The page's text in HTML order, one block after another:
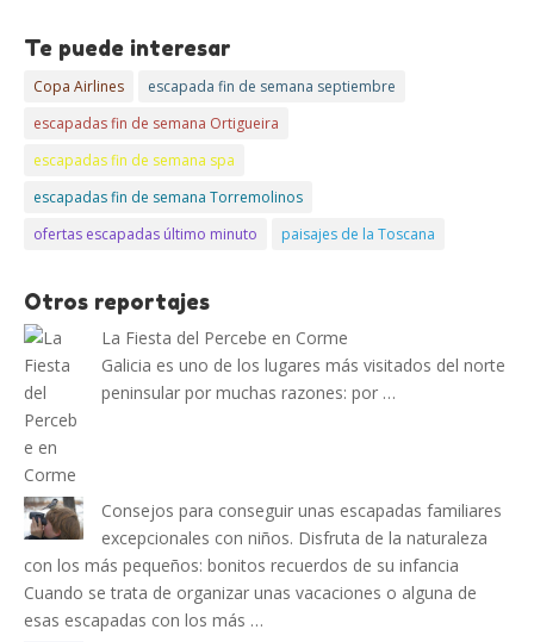
Te puede interesar
Copa Airlines
escapada fin de semana septiembre
escapadas fin de semana Ortigueira
escapadas fin de semana spa
escapadas fin de semana Torremolinos
ofertas escapadas último minuto
paisajes de la Toscana
Otros reportajes
La Fiesta del Percebe en Corme
Galicia es uno de los lugares más visitados del norte
peninsular por muchas razones: por …
Consejos para conseguir unas escapadas familiares
excepcionales con niños. Disfruta de la naturaleza
con los más pequeños: bonitos recuerdos de su infancia
Cuando se trata de organizar unas vacaciones o alguna de
esas escapadas con los más …